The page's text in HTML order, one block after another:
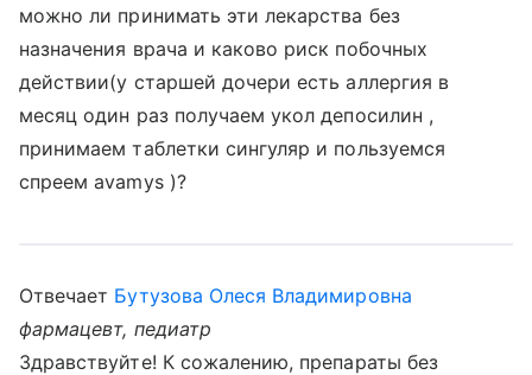
можно ли принимать эти лекарства без
назначения врача и каково риск побочных
действии(у старшей дочери есть аллергия в
месяц один раз получаем укол депосилин ,
принимаем таблетки сингуляр и пользуемся
спреем avamys )?
Отвечает Бутузова Олеся Владимировна
фармацевт, педиатр
Здравствуйте! К сожалению, препараты без